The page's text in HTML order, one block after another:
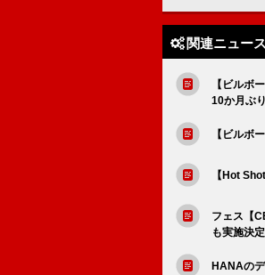
関連ニュース
【ビルボ
10か月ぶ
【ビルボ
【Hot
フェス【
も実施決定
HANAの